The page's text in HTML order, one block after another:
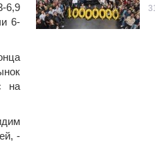
6,9
6-
на
-